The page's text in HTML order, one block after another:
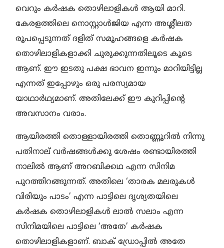
വെറും കർഷക തൊഴിലാളികൾ ആയി മാറി.
കേരളത്തിലെ നൊസ്റ്റാൾജിയ എന്ന അശ്ലീലത
രൂപപ്പെടുന്നത് ദളിത് സമൂഹങ്ങളെ കർഷക
തൊഴിലാളികളാക്കി ചുരുക്കുന്നതിലൂടെ കൂടെ
ആണ്. ഈ ഇടതു പക്ഷ ഭാവന ഇന്നും മാറിയിട്ടില്ല
എന്നത് ഇപ്പോഴും ഒരു പരസ്യമായ
യാഥാർഥ്യമാണ്. അതിലേക്ക് ഈ കുറിപ്പിന്റെ
അവസാനം വരാം.
ആയിരത്തി തൊള്ളായിരത്തി തൊണ്ണൂറിൽ നിന്നു
പതിനാല് വർഷങ്ങൾക്കു ശേഷം രണ്ടായിരത്തി
നാലിൽ ആണ് അറബിക്കഥ എന്ന സിനിമ
പുറത്തിറങ്ങുന്നത്. അതിലെ ‘താരക മലരുകൾ
വിരിയും പാടം’ എന്ന പാട്ടിലെ ദൃശ്യതയിലെ
കർഷക തൊഴിലാളികൾ ലാൽ സലാം എന്ന
സിനിമയിലെ പാട്ടിലെ ‘അതേ’ കർഷക
തൊഴിലാളികളാണ്. ബാക് ഡ്രോപ്പിൽ അതേ